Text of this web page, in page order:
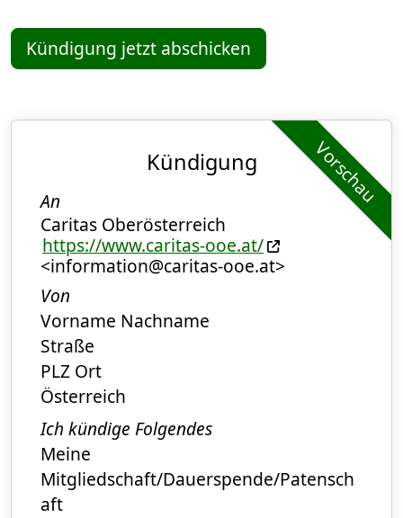
Kündigung jetzt abschicken
Vorschau
Kündigung
An
Caritas Oberösterreich
https://www.caritas-ooe.at/
<information@caritas-ooe.at>
Von
Vorname Nachname
Straße
PLZ Ort
Österreich
Ich kündige Folgendes
Meine
Mitgliedschaft/Dauerspende/Patensch
aft